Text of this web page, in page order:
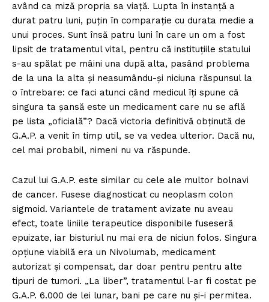
având ca miză propria sa viaţă. Lupta în instanţă a
durat patru luni, puţin în comparaţie cu durata medie a
unui proces. Sunt însă patru luni în care un om a fost
lipsit de tratamentul vital, pentru că instituţiile statului
s-au spălat pe mâini una după alta, pasând problema
de la una la alta şi neasumându-şi niciuna răspunsul la
o întrebare: ce faci atunci când medicul îţi spune că
singura ta şansă este un medicament care nu se află
pe lista „oficială”? Dacă victoria definitivă obţinută de
G.A.P. a venit în timp util, se va vedea ulterior. Dacă nu,
cel mai probabil, nimeni nu va răspunde.
Cazul lui G.A.P. este similar cu cele ale multor bolnavi
de cancer. Fusese diagnosticat cu neoplasm colon
sigmoid. Variantele de tratament avizate nu aveau
efect, toate liniile terapeutice disponibile fuseseră
epuizate, iar bisturiul nu mai era de niciun folos. Singura
opţiune viabilă era un Nivolumab, medicament
autorizat şi compensat, dar doar pentru pentru alte
tipuri de tumori. „La liber”, tratamentul l-ar fi costat pe
G.A.P. 6.000 de lei lunar, bani pe care nu şi-i permitea.